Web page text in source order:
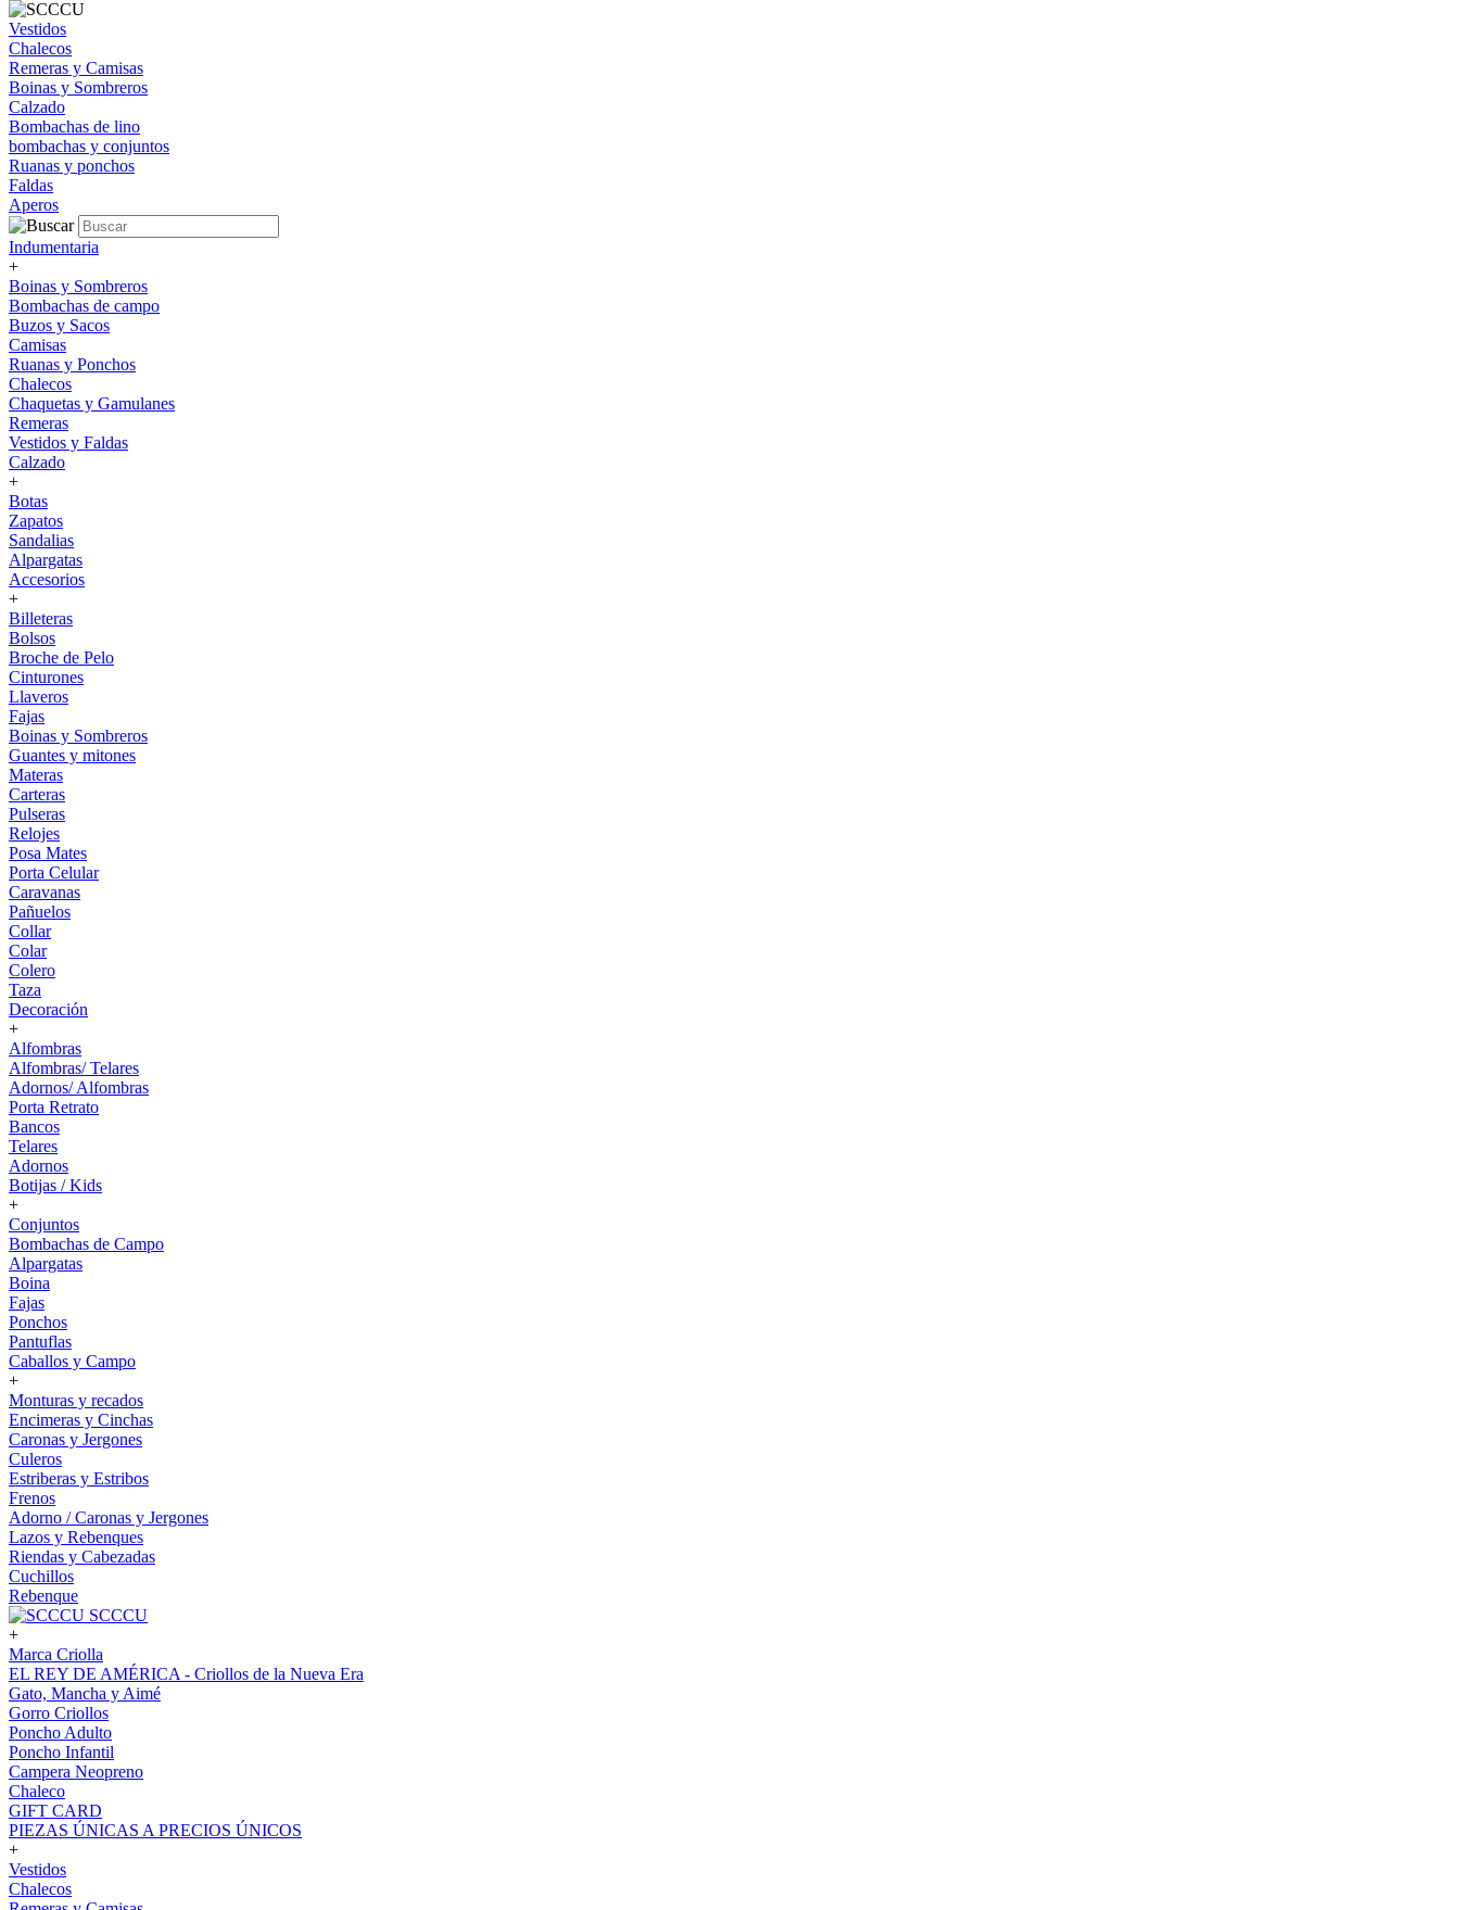
Vestidos
Chalecos
Remeras y Camisas
Boinas y Sombreros
Calzado
Bombachas de lino
bombachas y conjuntos
Ruanas y ponchos
Faldas
Aperos
Indumentaria
+
Boinas y Sombreros
Bombachas de campo
Buzos y Sacos
Camisas
Ruanas y Ponchos
Chalecos
Chaquetas y Gamulanes
Remeras
Vestidos y Faldas
Calzado
+
Botas
Zapatos
Sandalias
Alpargatas
Accesorios
+
Billeteras
Bolsos
Broche de Pelo
Cinturones
Llaveros
Fajas
Boinas y Sombreros
Guantes y mitones
Materas
Carteras
Pulseras
Relojes
Posa Mates
Porta Celular
Caravanas
Pañuelos
Collar
Colar
Colero
Taza
Decoración
+
Alfombras
Alfombras/ Telares
Adornos/ Alfombras
Porta Retrato
Bancos
Telares
Adornos
Botijas / Kids
+
Conjuntos
Bombachas de Campo
Alpargatas
Boina
Fajas
Ponchos
Pantuflas
Caballos y Campo
+
Monturas y recados
Encimeras y Cinchas
Caronas y Jergones
Culeros
Estriberas y Estribos
Frenos
Adorno / Caronas y Jergones
Lazos y Rebenques
Riendas y Cabezadas
Cuchillos
Rebenque
SCCCU
+
Marca Criolla
EL REY DE AMÉRICA - Criollos de la Nueva Era
Gato, Mancha y Aimé
Gorro Criollos
Poncho Adulto
Poncho Infantil
Campera Neopreno
Chaleco
GIFT CARD
PIEZAS ÚNICAS A PRECIOS ÚNICOS
+
Vestidos
Chalecos